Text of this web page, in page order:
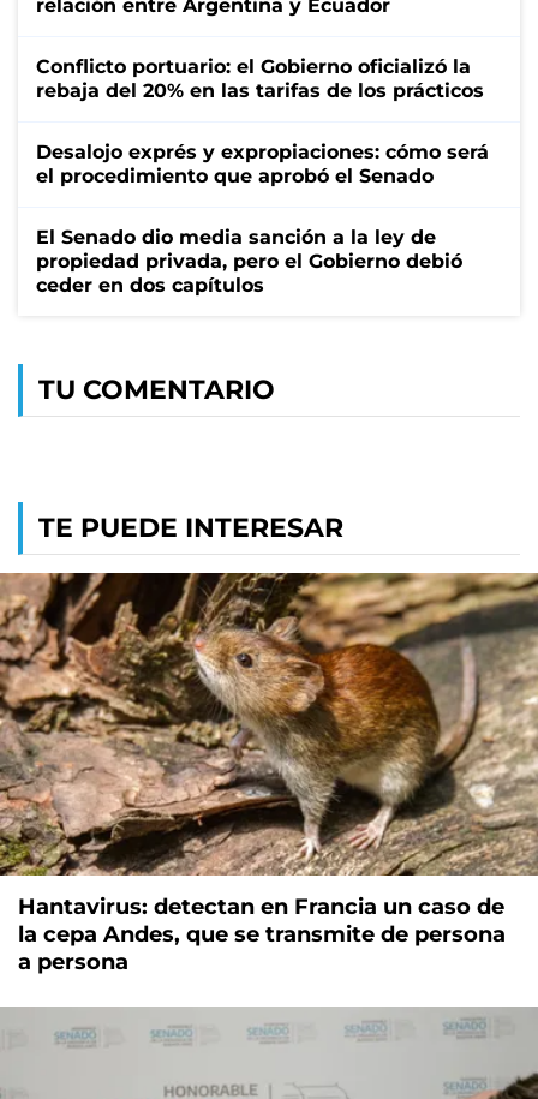
relación entre Argentina y Ecuador
Conflicto portuario: el Gobierno oficializó la
rebaja del 20% en las tarifas de los prácticos
Desalojo exprés y expropiaciones: cómo será
el procedimiento que aprobó el Senado
El Senado dio media sanción a la ley de
propiedad privada, pero el Gobierno debió
ceder en dos capítulos
TU COMENTARIO
TE PUEDE INTERESAR
Hantavirus: detectan en Francia un caso de
la cepa Andes, que se transmite de persona
a persona